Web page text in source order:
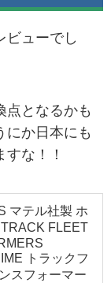
ビューでし
点となるかも
にか日本にも
な！！
マテル社製 ホ
FLEET
トラックフ
スフォーマー